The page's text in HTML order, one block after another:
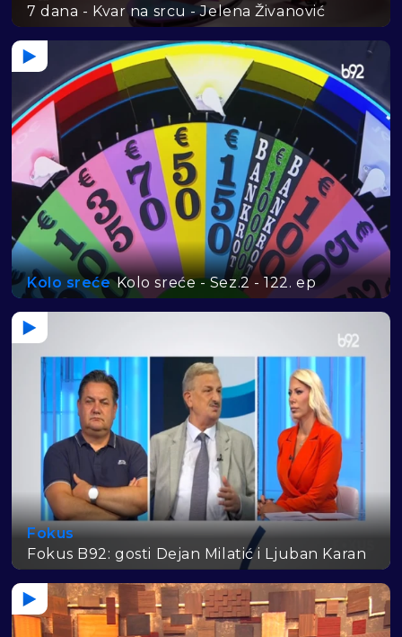
7 dana - Kvar na srcu - Jelena Živanović
Kolo sreće Kolo sreće - Sez.2 - 122. ep
Fokus
Fokus B92: gosti Dejan Milatić i Ljuban Karan